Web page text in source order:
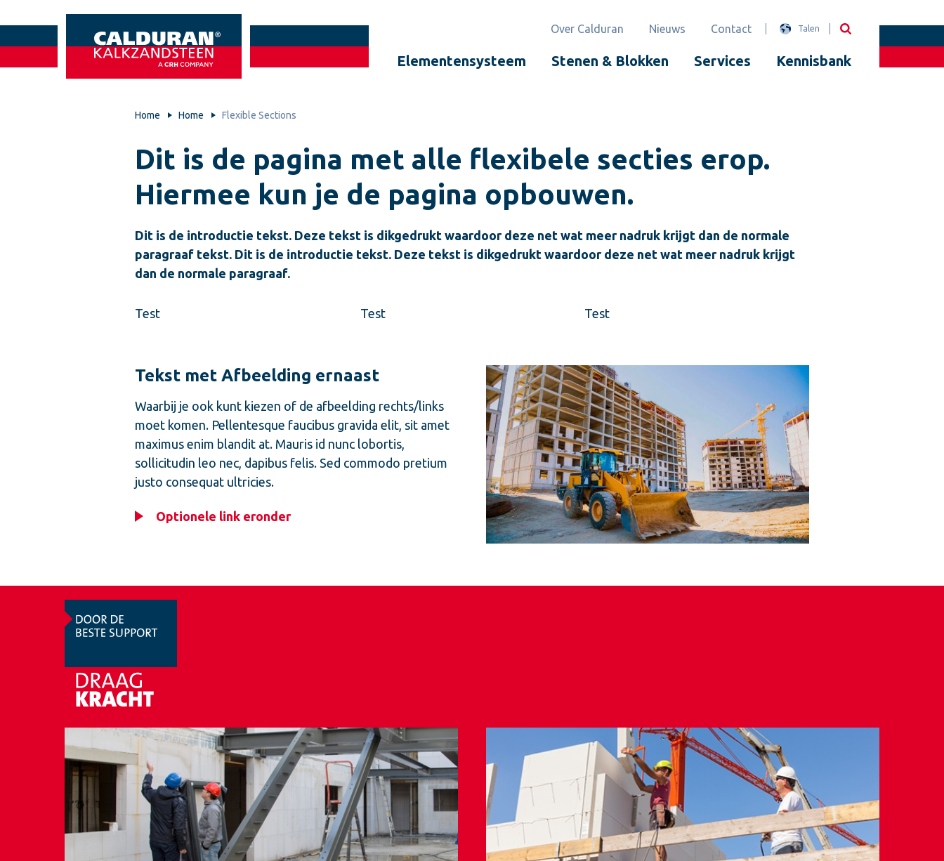
Over Calduran Nieuws Contact Talen
Elementensysteem Stenen & Blokken Services Kennisbank
Home Home Flexible Sections
Dit is de pagina met alle flexibele secties erop.
Hiermee kun je de pagina opbouwen.
Dit is de introductie tekst. Deze tekst is dikgedrukt waardoor deze net wat meer nadruk krijgt dan de normale
paragraaf tekst. Dit is de introductie tekst. Deze tekst is dikgedrukt waardoor deze net wat meer nadruk krijgt
dan de normale paragraaf.
Test Test Test
Tekst met Afbeelding ernaast
Waarbij je ook kunt kiezen of de afbeelding rechts/links
moet komen. Pellentesque faucibus gravida elit, sit amet
maximus enim blandit at. Mauris id nunc lobortis,
sollicitudin leo nec, dapibus felis. Sed commodo pretium
justo consequat ultricies.
Optionele link eronder